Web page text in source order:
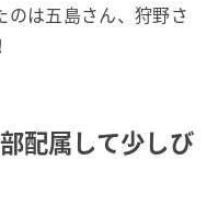
のは五島さん、狩野さ
配属して少しび